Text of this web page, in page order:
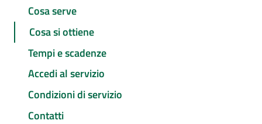
Cosa serve
Cosa si ottiene
Tempi e scadenze
Accedi al servizio
Condizioni di servizio
Contatti